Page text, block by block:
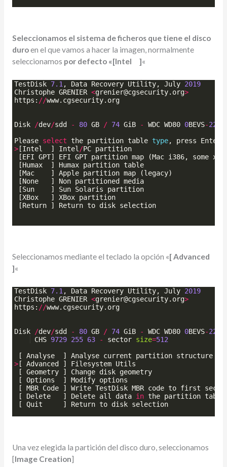
Seleccionamos el sistema de ficheros que tiene el disco
duroen el que vamos a hacer la imagen, normalmente
seleccionamos por defecto «[Intel ]«
TestDisk 7.1, Data Recovery Utility, July 2019
Christophe GRENIER <grenier@cgsecurity. org>
https : //www. cgsecurity. org
Disk /dev/sdd - 80 GB / 74 GiB - WDC WD80 0BEVS-22
Please select the partition table type, press Enter
>[Intel ] Intel/PC partition
[EFI GPT] EFI GPT partition map (Mac i386, some
[Humax ] Humax partition table
[Mac ] Apple partition map (legacy)
[None ] Non partitioned
media
[Sun ] Sun Solaris
partition
[XBox ] XBox partition
[Return ] Return to disk selection
Seleccionamos mediante el teclado la opción «[ Advanced
]«
TestDisk 7.1 , Data Recovery Utility, July 2019
Christophe GRENIER <grenier@cgsecurity. org>
https : //www. cgsecurity. org
Disk /dev/sdd - 80 GB / 74 GiB - WDC WD80 0BEVS-22
CHS 9729 255 63 - sector size=512
[
Analyse ] Analyse current partition structure
>[ Advanced ] Filesystem Utils
[
Geometry ] Change disk geometry
[
Options ] Modify options
[
MBR Code ] Write TestDisk MBR code to first
[
Delete ] Delete all data in the partition table
[
Quit ] Return to disk selection
Una vez elegida la partición del disco duro, seleccionamos
[Image Creation]